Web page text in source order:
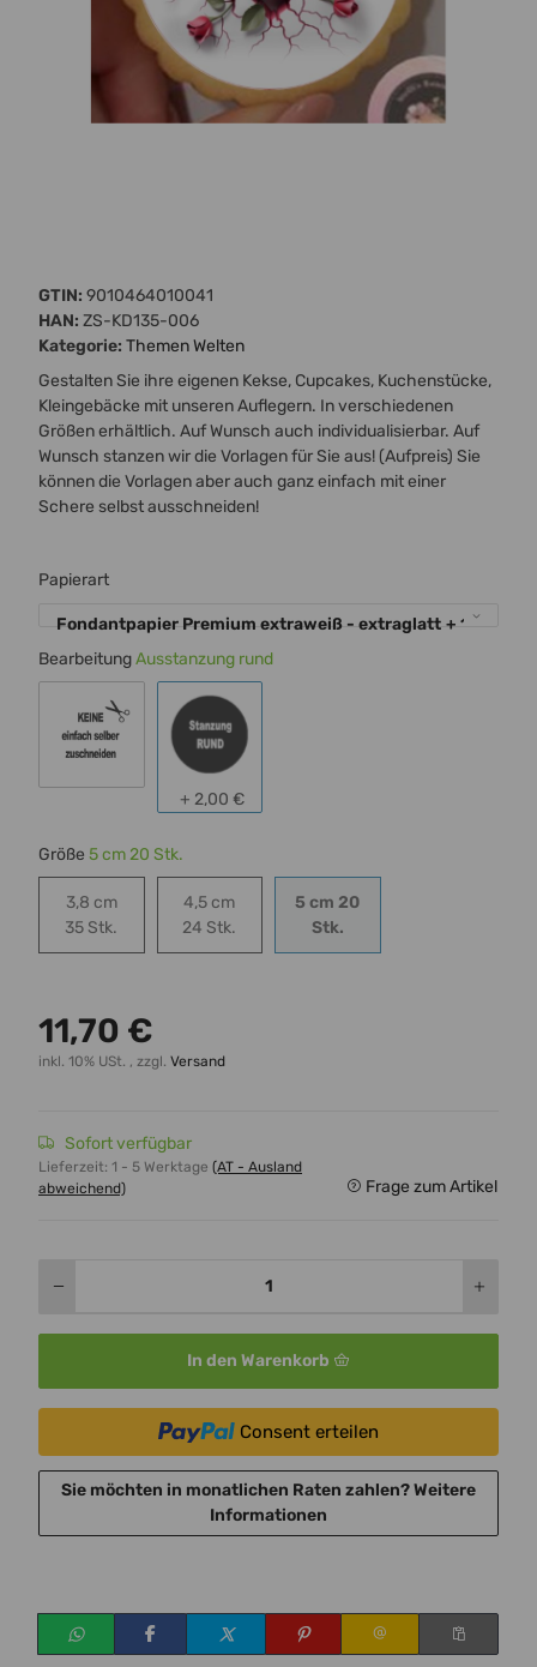
GTIN: 9010464010041
HAN: ZS-KD135-006
Kategorie: Themen Welten
Gestalten Sie ihre eigenen Kekse, Cupcakes, Kuchenstücke,
Kleingebäcke mit unseren Auflegern. In verschiedenen
Größen erhältlich. Auf Wunsch auch individualisierbar. Auf
Wunsch stanzen wir die Vorlagen für Sie aus! (Aufpreis) Sie
können die Vorlagen aber auch ganz einfach mit einer
Schere selbst ausschneiden!
Papierart
Fondantpapier Premium extraweiß - extraglatt + 1,00 €
BearbeitungAusstanzung rund
keine - einfach selber ausschneiden
Ausstanzung rund
+ 2,00 €
Größe 5 cm 20 Stk.
3,8 cm
35 Stk. 3,8 cm 35 Stk.
4,5 cm
24 Stk. 4,5 cm 24 Stk.
5 cm 20
Stk.5 cm 20 Stk.
11,70 €
inkl. 10% USt. , zzgl. Versand
Sofort verfügbar
Lieferzeit: 1 - 5 Werktage (AT - Ausland
abweichend)
Frage zum Artikel
In den Warenkorb
Consent erteilen
Sie möchten in monatlichen Raten zahlen?Weitere
Informationen